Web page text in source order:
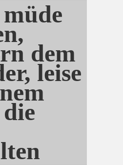
dem
leise